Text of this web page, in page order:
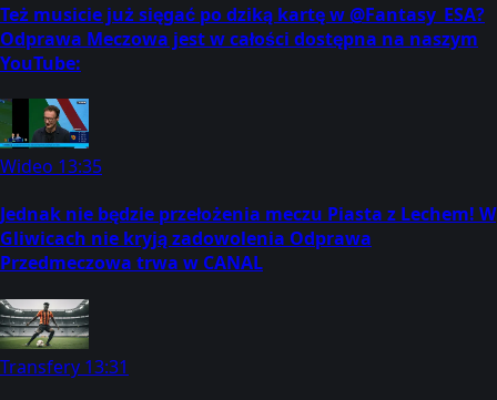
Też musicie już sięgać po dziką kartę w @Fantasy_ESA?
Odprawa Meczowa jest w całości dostępna na naszym
YouTube:
Wideo 13:35
Jednak nie będzie przełożenia meczu Piasta z Lechem! W
Gliwicach nie kryją zadowolenia Odprawa
Przedmeczowa trwa w CANAL
Transfery 13:31